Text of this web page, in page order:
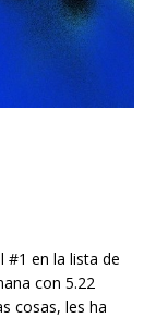
#1 en la lista de
con 5.22
cosas, les ha